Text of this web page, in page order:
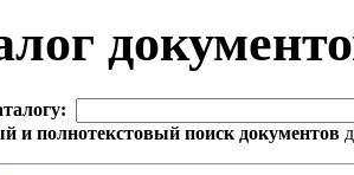
и полнотекстовый поиск документов